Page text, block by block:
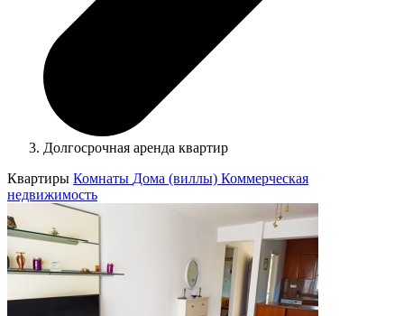
Долгосрочная аренда квартир
Квартиры Комнаты Дома (виллы) Коммерческая
недвижимость